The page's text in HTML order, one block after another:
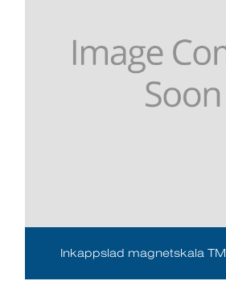
Inkappslad magnetskala